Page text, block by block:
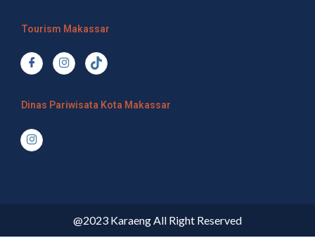
Tourism Makassar
Dinas Pariwisata Kota Makassar
@2023 Karaeng All Right Reserved